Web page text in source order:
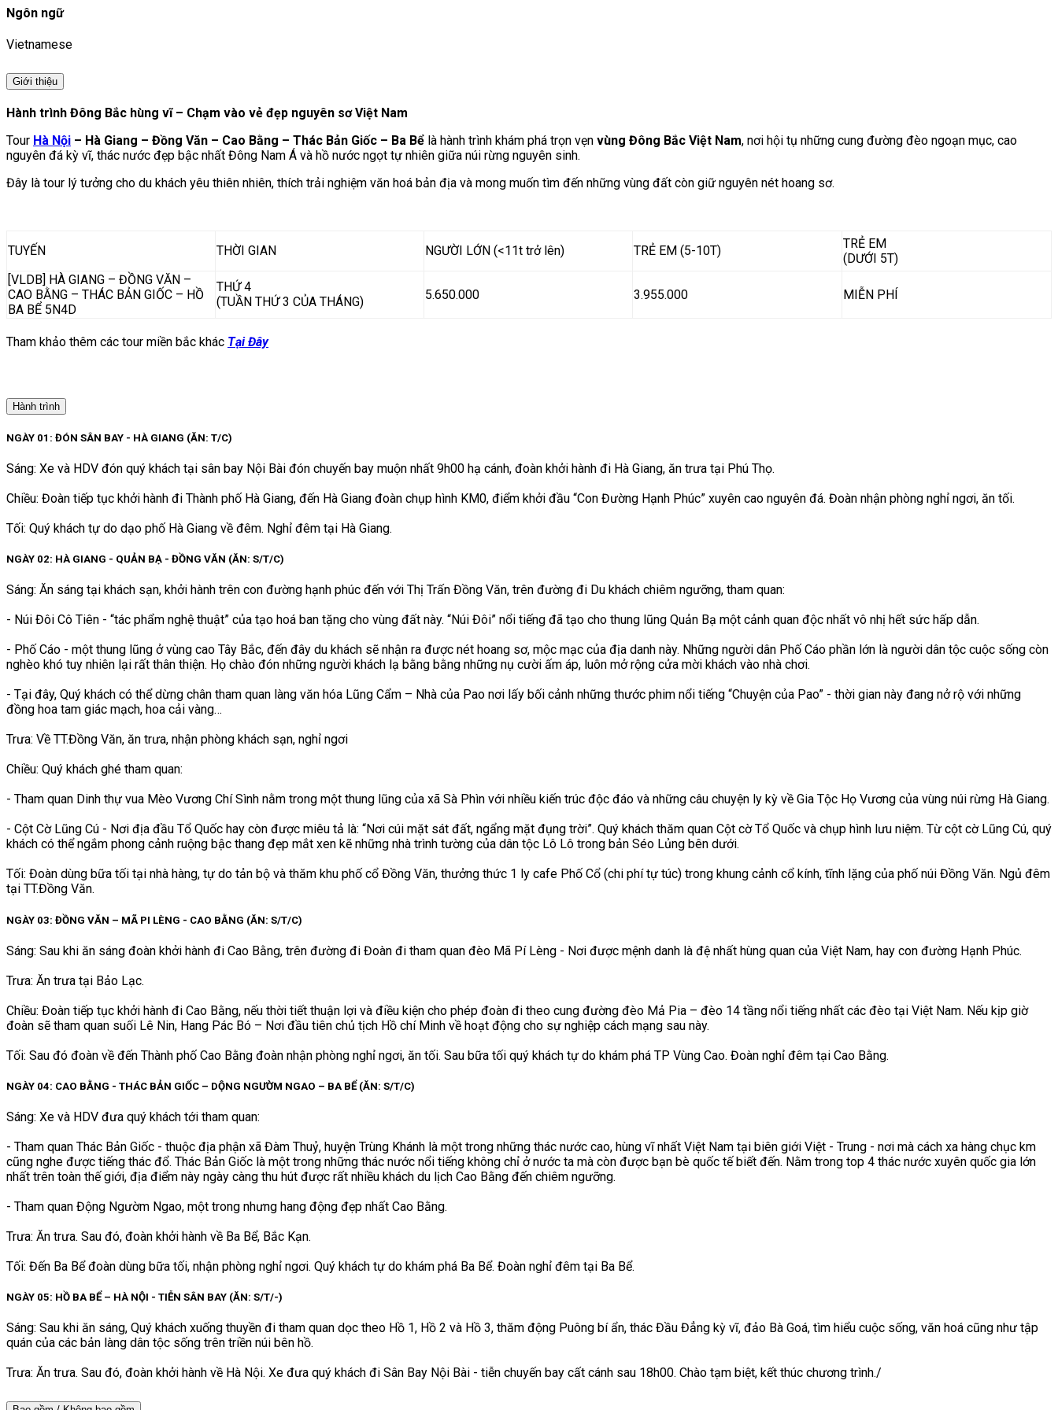
Ngôn ngữ
Vietnamese
Giới thiệu
Hành trình Đông Bắc hùng vĩ – Chạm vào vẻ đẹp nguyên sơ Việt Nam
Tour Hà Nội – Hà Giang – Đồng Văn – Cao Bằng – Thác Bản Giốc – Ba Bể là hành trình khám phá trọn vẹn vùng Đông Bắc Việt Nam, nơi hội tụ những cung đường đèo ngoạn mục, cao
nguyên đá kỳ vĩ, thác nước đẹp bậc nhất Đông Nam Á và hồ nước ngọt tự nhiên giữa núi rừng nguyên sinh.
Đây là tour lý tưởng cho du khách yêu thiên nhiên, thích trải nghiệm văn hoá bản địa và mong muốn tìm đến những vùng đất còn giữ nguyên nét hoang sơ.
TUYẾN THỜI GIAN NGƯỜI LỚN (<11t trở lên) TRẺ EM (5-10T)
TRẺ EM
(DƯỚI 5T)
[VLDB] HÀ GIANG – ĐỒNG VĂN –
CAO BẰNG – THÁC BẢN GIỐC – HỒ
BA BỂ 5N4D
THỨ 4
(TUẦN THỨ 3 CỦA THÁNG)
5.650.000 3.955.000 MIỄN PHÍ
Tham khảo thêm các tour miền bắc khác Tại Đây
Hành trình
NGÀY 01: ĐÓN SÂN BAY - HÀ GIANG (ĂN: T/C)
Sáng: Xe và HDV đón quý khách tại sân bay Nội Bài đón chuyến bay muộn nhất 9h00 hạ cánh, đoàn khởi hành đi Hà Giang, ăn trưa tại Phú Thọ.
Chiều: Đoàn tiếp tục khởi hành đi Thành phố Hà Giang, đến Hà Giang đoàn chụp hình KM0, điểm khởi đầu “Con Đường Hạnh Phúc” xuyên cao nguyên đá. Đoàn nhận phòng nghỉ ngơi, ăn tối.
Tối: Quý khách tự do dạo phố Hà Giang về đêm. Nghỉ đêm tại Hà Giang.
NGÀY 02: HÀ GIANG - QUẢN BẠ - ĐỒNG VĂN (ĂN: S/T/C)
Sáng: Ăn sáng tại khách sạn, khởi hành trên con đường hạnh phúc đến với Thị Trấn Đồng Văn, trên đường đi Du khách chiêm ngưỡng, tham quan:
- Núi Đôi Cô Tiên - “tác phẩm nghệ thuật” của tạo hoá ban tặng cho vùng đất này. “Núi Đôi” nổi tiếng đã tạo cho thung lũng Quản Bạ một cảnh quan độc nhất vô nhị hết sức hấp dẫn.
- Phố Cáo - một thung lũng ở vùng cao Tây Bắc, đến đây du khách sẽ nhận ra được nét hoang sơ, mộc mạc của địa danh này. Những người dân Phố Cáo phần lớn là người dân tộc cuộc sống còn
nghèo khó tuy nhiên lại rất thân thiện. Họ chào đón những người khách lạ bằng bằng những nụ cười ấm áp, luôn mở rộng cửa mời khách vào nhà chơi.
- Tại đây, Quý khách có thể dừng chân tham quan làng văn hóa Lũng Cẩm – Nhà của Pao nơi lấy bối cảnh những thước phim nổi tiếng “Chuyện của Pao” - thời gian này đang nở rộ với những
đồng hoa tam giác mạch, hoa cải vàng…
Trưa: Về TT.Đồng Văn, ăn trưa, nhận phòng khách sạn, nghỉ ngơi
Chiều: Quý khách ghé tham quan:
- Tham quan Dinh thự vua Mèo Vương Chí Sình nằm trong một thung lũng của xã Sà Phìn với nhiều kiến trúc độc đáo và những câu chuyện ly kỳ về Gia Tộc Họ Vương của vùng núi rừng Hà Giang.
- Cột Cờ Lũng Cú - Nơi địa đầu Tổ Quốc hay còn được miêu tả là: “Nơi cúi mặt sát đất, ngẩng mặt đụng trời”. Quý khách thăm quan Cột cờ Tổ Quốc và chụp hình lưu niệm. Từ cột cờ Lũng Cú, quý
khách có thể ngắm phong cảnh ruộng bậc thang đẹp mắt xen kẽ những nhà trình tường của dân tộc Lô Lô trong bản Séo Lủng bên dưới.
Tối: Đoàn dùng bữa tối tại nhà hàng, tự do tản bộ và thăm khu phố cổ Đồng Văn, thưởng thức 1 ly cafe Phố Cổ (chi phí tự túc) trong khung cảnh cổ kính, tĩnh lặng của phố núi Đồng Văn. Ngủ đêm
tại TT.Đồng Văn.
NGÀY 03: ĐỒNG VĂN – MÃ PI LÈNG - CAO BẰNG (ĂN: S/T/C)
Sáng: Sau khi ăn sáng đoàn khởi hành đi Cao Bằng, trên đường đi Đoàn đi tham quan đèo Mã Pí Lèng - Nơi được mệnh danh là đệ nhất hùng quan của Việt Nam, hay con đường Hạnh Phúc.
Trưa: Ăn trưa tại Bảo Lạc.
Chiều: Đoàn tiếp tục khởi hành đi Cao Bằng, nếu thời tiết thuận lợi và điều kiện cho phép đoàn đi theo cung đường đèo Mả Pia – đèo 14 tầng nổi tiếng nhất các đèo tại Việt Nam. Nếu kịp giờ
đoàn sẽ tham quan suối Lê Nin, Hang Pác Bó – Nơi đầu tiên chủ tịch Hồ chí Minh về hoạt động cho sự nghiệp cách mạng sau này.
Tối: Sau đó đoàn về đến Thành phố Cao Bằng đoàn nhận phòng nghỉ ngơi, ăn tối. Sau bữa tối quý khách tự do khám phá TP Vùng Cao. Đoàn nghỉ đêm tại Cao Bằng.
NGÀY 04: CAO BẰNG - THÁC BẢN GIỐC – DỘNG NGƯỜM NGAO – BA BỂ (ĂN: S/T/C)
Sáng: Xe và HDV đưa quý khách tới tham quan:
- Tham quan Thác Bản Giốc - thuộc địa phận xã Đàm Thuỷ, huyện Trùng Khánh là một trong những thác nước cao, hùng vĩ nhất Việt Nam tại biên giới Việt - Trung - nơi mà cách xa hàng chục km
cũng nghe được tiếng thác đổ. Thác Bản Giốc là một trong những thác nước nổi tiếng không chỉ ở nước ta mà còn được bạn bè quốc tế biết đến. Nằm trong top 4 thác nước xuyên quốc gia lớn
nhất trên toàn thế giới, địa điểm này ngày càng thu hút được rất nhiều khách du lịch Cao Bằng đến chiêm ngưỡng.
- Tham quan Động Ngườm Ngao, một trong nhưng hang động đẹp nhất Cao Bằng.
Trưa: Ăn trưa. Sau đó, đoàn khởi hành về Ba Bể, Bắc Kạn.
Tối: Đến Ba Bể đoàn dùng bữa tối, nhận phòng nghỉ ngơi. Quý khách tự do khám phá Ba Bể. Đoàn nghỉ đêm tại Ba Bể.
NGÀY 05: HỒ BA BỂ – HÀ NỘI - TIỄN SÂN BAY (ĂN: S/T/-)
Sáng: Sau khi ăn sáng, Quý khách xuống thuyền đi tham quan dọc theo Hồ 1, Hồ 2 và Hồ 3, thăm động Puông bí ẩn, thác Đầu Đẳng kỳ vĩ, đảo Bà Goá, tìm hiểu cuộc sống, văn hoá cũng như tập
quán của các bản làng dân tộc sống trên triền núi bên hồ.
Trưa: Ăn trưa. Sau đó, đoàn khởi hành về Hà Nội. Xe đưa quý khách đi Sân Bay Nội Bài - tiễn chuyến bay cất cánh sau 18h00. Chào tạm biệt, kết thúc chương trình./